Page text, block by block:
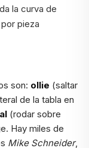
la curva de
pieza
son: ollie (saltar
de la tabla en
(rodar sobre
Hay miles de
Mike Schneider,